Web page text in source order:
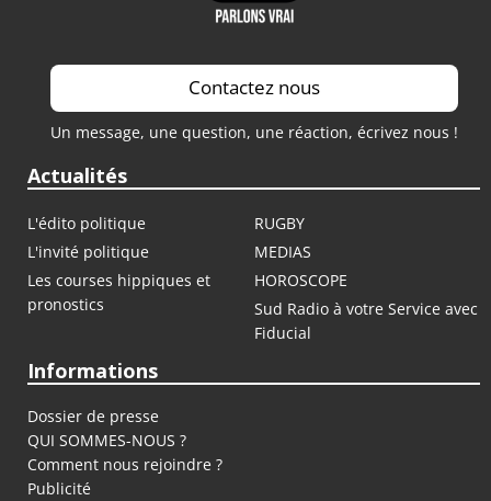
Contactez nous
Un message, une question, une réaction, écrivez nous !
Actualités
L'édito politique
RUGBY
L'invité politique
MEDIAS
Les courses hippiques et
pronostics
HOROSCOPE
Sud Radio à votre Service avec
Fiducial
Informations
Dossier de presse
QUI SOMMES-NOUS ?
Comment nous rejoindre ?
Publicité